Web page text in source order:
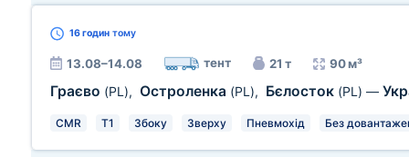
16 годин тому
13.08–14.08 тент 21 т 90 м³
Граєво (PL), Остроленка (PL), Бєлосток (PL) —
CMR T1 Збоку Зверху Пневмохід Без